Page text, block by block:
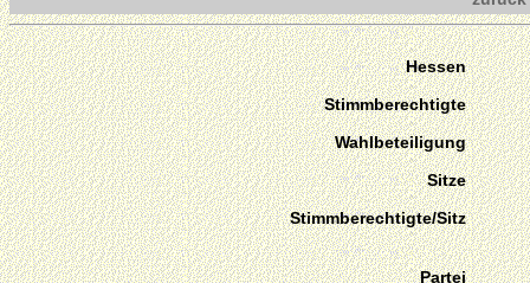
Hessen
Stimmberechtigte
Wahlbeteiligung
Sitze
Stimmberechtigte/Sitz
Partei